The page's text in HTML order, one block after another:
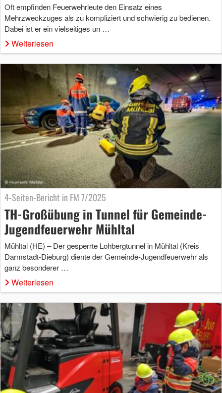
Oft empfinden Feuerwehrleute den Einsatz eines
Mehrzweckzuges als zu kompliziert und schwierig zu bedienen.
Dabei ist er ein vielseitiges un …
Weiterlesen
4-Seiten-Bericht in FM 7/2025
TH-Großübung in Tunnel für Gemeinde-
Jugendfeuerwehr Mühltal
Mühltal (HE) – Der gesperrte Lohbergtunnel in Mühltal (Kreis
Darmstadt-Dieburg) diente der Gemeinde-Jugendfeuerwehr als
ganz besonderer …
Weiterlesen